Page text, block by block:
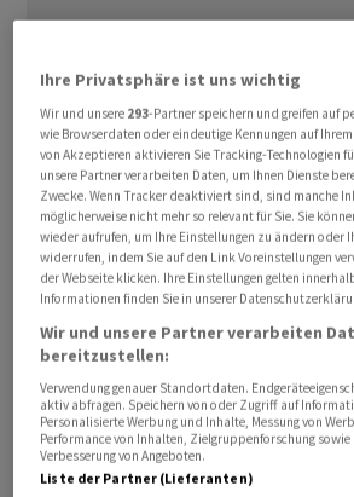
Der markante Einbruch der Samsung-
hat verschiedene Tech-Aktien in
denn auch in einem Kommentar der
Swissquote heisst. Dass die
Samsung verpasst wurden, könnte in
den hiesigen Tech-Sektor belasten.
den Schweizer Aktien ihre
Ausrichtung zu Gute kommen
Nato-Gipfel in der Türkei startet
Geopolitisch wird die Lage am
neuer Angriffe Irans auf Tanker in der
Hormus geprägt. So hat sich der Preis
Ihre Privatsphäre ist uns wichtig
Wir und unsere 293-Partner speichern und greifen auf
wie Browserdaten oder eindeutige Kennungen auf
von Akzeptieren aktivieren Sie Tracking-Technologien
unsere Partner verarbeiten Daten, um Ihnen Dienste
Zwecke. Wenn Tracker deaktiviert sind, sind manche
möglicherweise nicht mehr so relevant für Sie. Sie
wieder aufrufen, um Ihre Einstellungen zu ändern oder
widerrufen, indem Sie auf den Link Voreinstellungen
der Webseite klicken. Ihre Einstellungen gelten
Informationen finden Sie in unserer
Wir und unsere Partner verarbeiten
bereitzustellen:
Verwendung genauer Standortdaten.
aktiv abfragen. Speichern von oder Zugriff auf
Personalisierte Werbung und Inhalte, Messung von
Performance von Inhalten, Zielgruppenforschung
Verbesserung von Angeboten.
Liste der Partner (Lieferanten)